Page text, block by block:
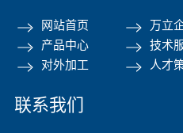
网站首页 万立
产品中心
技术
对外加工
人才
联系我们